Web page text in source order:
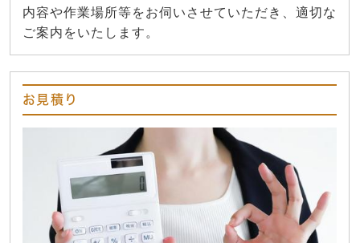
内容や作業場所等をお伺いさせていただき、適切な
ご案内をいたします。
お見積り